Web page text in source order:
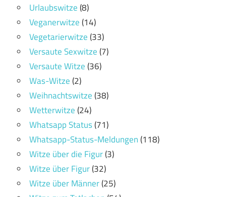
Urlaubswitze(8)
Veganerwitze(14)
Vegetarierwitze(33)
Versaute Sexwitze(7)
Versaute Witze(36)
Was-Witze(2)
Weihnachtswitze(38)
Wetterwitze(24)
Whatsapp Status(71)
Whatsapp-Status-Meldungen(118)
Witze über die Figur(3)
Witze über Figur(32)
Witze über Männer(25)